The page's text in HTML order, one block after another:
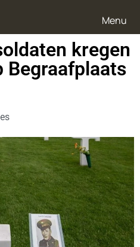
Menu
kregen
Begraafplaats